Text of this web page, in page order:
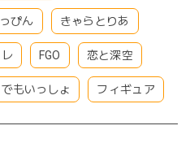
ぴん きゃらとりあ
FGO 恋と深空
もいっしょ フィギュア